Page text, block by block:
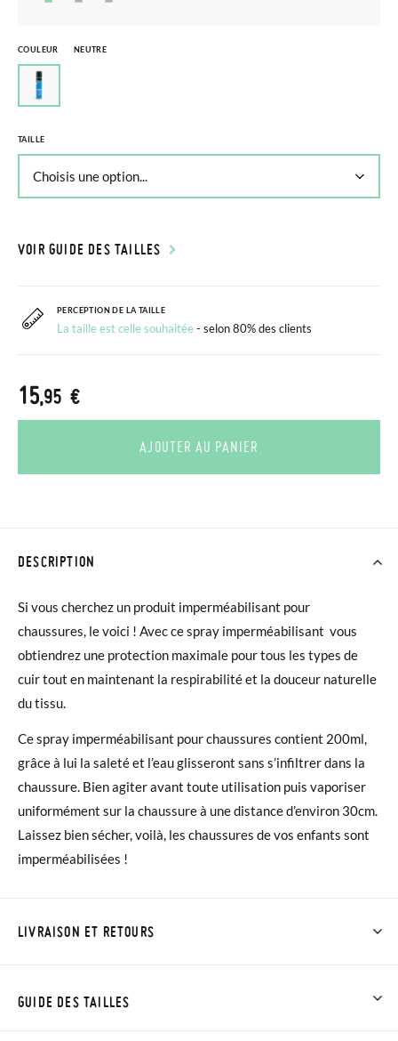
COULEUR NEUTRE
TAILLE
VOIR GUIDE DES TAILLES
PERCEPTION DE LA TAILLE
La taille est celle souhaitée- selon 80% des clients
15,95 €
AJOUTER AU PANIER
DESCRIPTION
Si vous cherchez un produit imperméabilisant pour
chaussures, le voici ! Avec cespray imperméabilisant vous
obtiendrez une protection maximale pour tous les types de
cuir tout en maintenant la respirabilité et la douceur naturelle
du tissu.
Cespray imperméabilisant pour chaussures contient 200ml,
grâce à lui la saleté et l’eau glisseront sans s’infiltrer dans la
chaussure. Bien agiter avant toute utilisation puis vaporiser
uniformément sur la chaussure à une distance d’environ 30cm.
Laissez bien sécher, voilà, les chaussures de vos enfants sont
imperméabilisées !
LIVRAISON ET RETOURS
commandes inférieures à 30 €, la livraison standard coûte
GUIDE DES TAILLES